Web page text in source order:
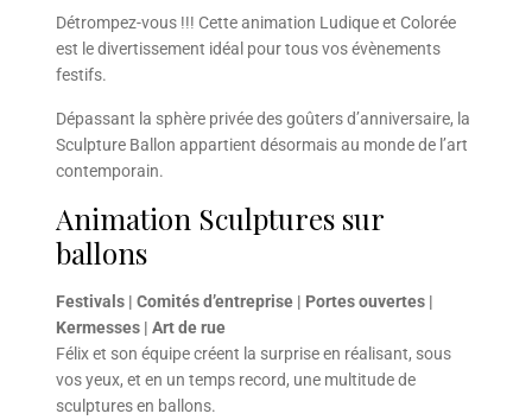
Détrompez-vous !!! Cette animation Ludique et Colorée
est le divertissement idéal pour tous vos évènements
festifs.
Dépassant la sphère privée des goûters d’anniversaire, la
Sculpture Ballon appartient désormais au monde de l’art
contemporain.
Animation Sculptures sur
ballons
Festivals | Comités d’entreprise | Portes ouvertes |
Kermesses | Art de rue
Félix et son équipe créent la surprise en réalisant, sous
vos yeux, et en un temps record, une multitude de
sculptures en ballons.